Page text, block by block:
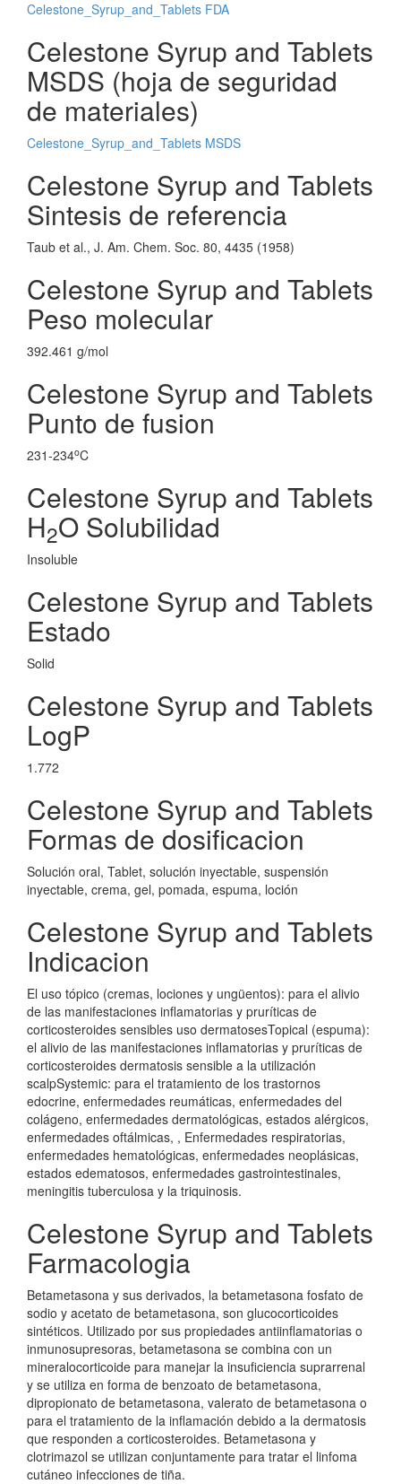
Celestone_Syrup_and_Tablets FDA
Celestone Syrup and Tablets
MSDS (hoja de seguridad
de materiales)
Celestone_Syrup_and_Tablets MSDS
Celestone Syrup and Tablets
Sintesis de referencia
Taub et al., J. Am. Chem. Soc. 80, 4435 (1958)
Celestone Syrup and Tablets
Peso molecular
392.461 g/mol
Celestone Syrup and Tablets
Punto de fusion
231-234oC
Celestone Syrup and Tablets
H2O Solubilidad
Insoluble
Celestone Syrup and Tablets
Estado
Solid
Celestone Syrup and Tablets
LogP
1.772
Celestone Syrup and Tablets
Formas de dosificacion
Solución oral, Tablet, solución inyectable, suspensión
inyectable, crema, gel, pomada, espuma, loción
Celestone Syrup and Tablets
Indicacion
El uso tópico (cremas, lociones y ungüentos): para el alivio
de las manifestaciones inflamatorias y pruríticas de
corticosteroides sensibles uso dermatosesTopical (espuma):
el alivio de las manifestaciones inflamatorias y pruríticas de
corticosteroides dermatosis sensible a la utilización
scalpSystemic: para el tratamiento de los trastornos
edocrine, enfermedades reumáticas, enfermedades del
colágeno, enfermedades dermatológicas, estados alérgicos,
enfermedades oftálmicas, , Enfermedades respiratorias,
enfermedades hematológicas, enfermedades neoplásicas,
estados edematosos, enfermedades gastrointestinales,
meningitis tuberculosa y la triquinosis.
Celestone Syrup and Tablets
Farmacologia
Betametasona y sus derivados, la betametasona fosfato de
sodio y acetato de betametasona, son glucocorticoides
sintéticos. Utilizado por sus propiedades antiinflamatorias o
inmunosupresoras, betametasona se combina con un
mineralocorticoide para manejar la insuficiencia suprarrenal
y se utiliza en forma de benzoato de betametasona,
dipropionato de betametasona, valerato de betametasona o
para el tratamiento de la inflamación debido a la dermatosis
que responden a corticosteroides. Betametasona y
clotrimazol se utilizan conjuntamente para tratar el linfoma
cutáneo infecciones de tiña.